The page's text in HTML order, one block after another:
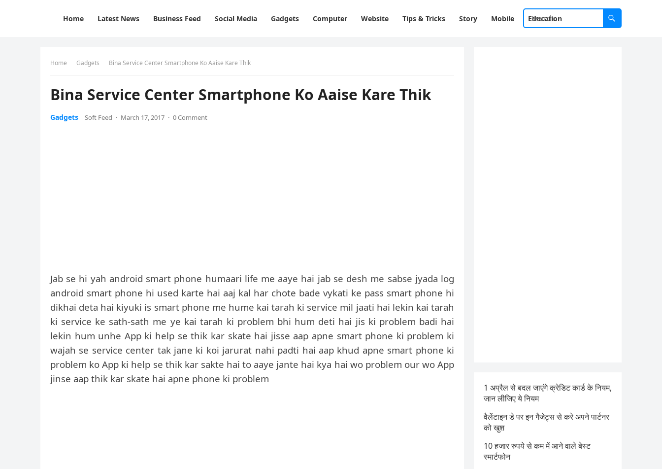
Home Latest News Business Feed Social Media Gadgets Computer Website Tips & Tricks Story Mobile Education
Home Gadgets Bina Service Center Smartphone Ko Aaise Kare Thik
Bina Service Center Smartphone Ko Aaise Kare Thik
Gadgets Soft Feed · March 17, 2017 · 0 Comment
Jab se hi yah android smart phone humaari life me aaye hai jab se desh me sabse jyada log
android smart phone hi used karte hai aaj kal har chote bade vykati ke pass smart phone hi
dikhai deta hai kiyuki is smart phone me hume kai tarah ki service mil jaati hai lekin kai tarah
ki service ke sath-sath me ye kai tarah ki problem bhi hum deti hai jis ki problem badi hai
lekin hum unhe App ki help se thik kar skate hai jisse aap apne smart phone ki problem ki
wajah se service center tak jane ki koi jarurat nahi padti hai aap khud apne smart phone ki
problem ko App ki help se thik kar sakte hai to aaye jante hai kya hai wo problem our wo App
jinse aap thik kar skate hai apne phone ki problem
1 अप्रैल से बदल जाएंगे क्रेडिट कार्ड के नियम,
जान लीजिए ये नियम
वैलेंटाइन डे पर इन गैजेट्स से करे अपने पार्टनर
को खुश
10 हजार रुपये से कम में आने वाले बेस्ट
स्मार्टफोन